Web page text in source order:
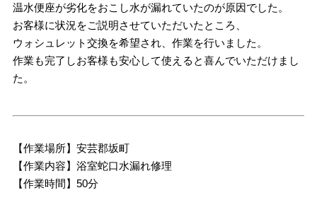
温水便座が劣化をおこし水が漏れていたのが原因でした。
お客様に状況をご説明させていただいたところ、
ウォシュレット交換を希望され、作業を行いました。
作業も完了しお客様も安心して使えると喜んでいただけまし
た。
【作業場所】安芸郡坂町
【作業内容】浴室蛇口水漏れ修理
【作業時間】50分